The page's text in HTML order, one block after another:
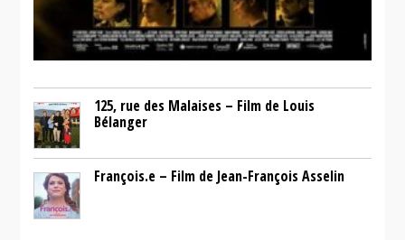
125, rue des Malaises – Film de Louis
Bélanger
François.e – Film de Jean-François Asselin